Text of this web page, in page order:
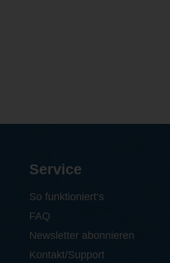
Service
So funktioniert‘s
FAQ
Newsletter abonnieren
Kontakt/Support